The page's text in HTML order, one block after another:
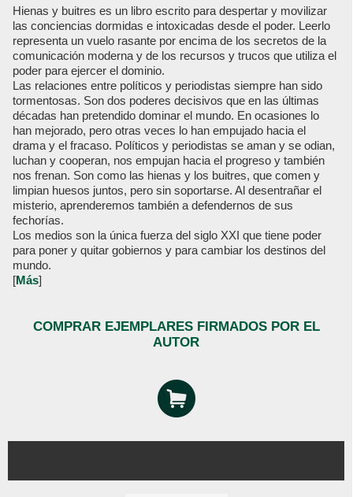
Hienas y buitres es un libro escrito para despertar y movilizar
las conciencias dormidas e intoxicadas desde el poder. Leerlo
representa un vuelo rasante por encima de los secretos de la
comunicación moderna y de los recursos y trucos que utiliza el
poder para ejercer el dominio.
Las relaciones entre políticos y periodistas siempre han sido
tormentosas. Son dos poderes decisivos que en las últimas
décadas han pretendido dominar el mundo. En ocasiones lo
han mejorado, pero otras veces lo han empujado hacia el
drama y el fracaso. Políticos y periodistas se aman y se odian,
luchan y cooperan, nos empujan hacia el progreso y también
nos frenan. Son como las hienas y los buitres, que comen y
limpian huesos juntos, pero sin soportarse. Al desentrañar el
misterio, aprenderemos también a defendernos de sus
fechorías.
Los medios son la única fuerza del siglo XXI que tiene poder
para poner y quitar gobiernos y para cambiar los destinos del
mundo.
[Más]
COMPRAR EJEMPLARES FIRMADOS POR EL
AUTOR